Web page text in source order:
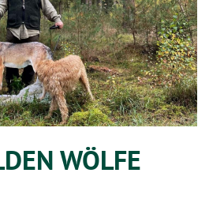
WÖLFE